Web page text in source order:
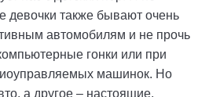
девочки также бывают очень
автомобилям и не прочь
гонки или при
машинок. Но
а другое – настоящие,